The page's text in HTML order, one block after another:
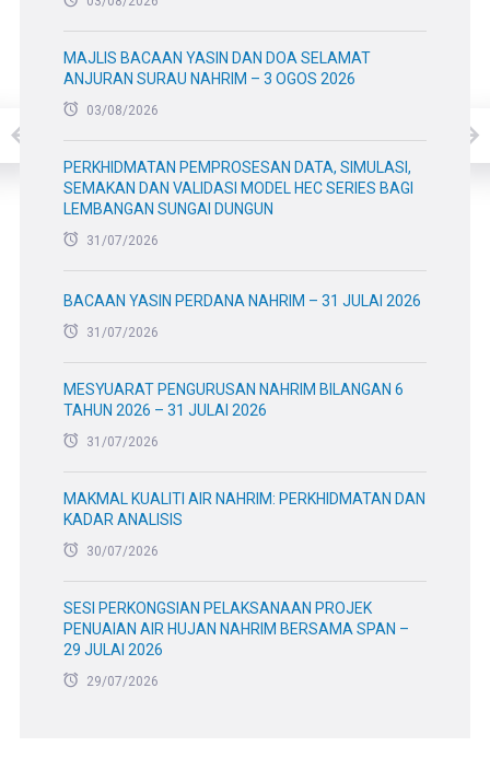
MAJLIS BACAAN YASIN DAN DOA SELAMAT
ANJURAN SURAU NAHRIM – 3 OGOS 2026
03/08/2026
PERKHIDMATAN PEMPROSESAN DATA, SIMULASI,
SEMAKAN DAN VALIDASI MODEL HEC SERIES BAGI
LEMBANGAN SUNGAI DUNGUN
31/07/2026
BACAAN YASIN PERDANA NAHRIM – 31 JULAI 2026
31/07/2026
MESYUARAT PENGURUSAN NAHRIM BILANGAN 6
TAHUN 2026 – 31 JULAI 2026
31/07/2026
MAKMAL KUALITI AIR NAHRIM: PERKHIDMATAN DAN
KADAR ANALISIS
30/07/2026
SESI PERKONGSIAN PELAKSANAAN PROJEK
PENUAIAN AIR HUJAN NAHRIM BERSAMA SPAN –
29 JULAI 2026
29/07/2026